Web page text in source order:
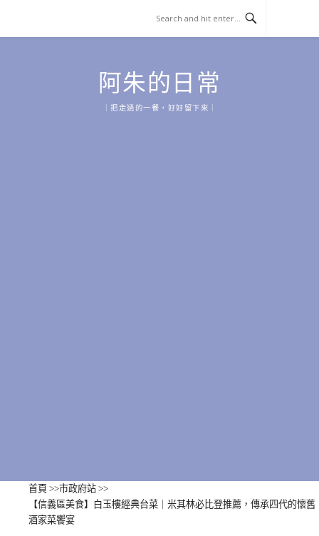
content
阿朱的日常
｜把走過的一餐，好好留下來｜
首頁 >>市政府站 >>
【信義區美食】白玉樓經典台菜｜米其林必比登推薦，傳承四代的懷舊
酒家菜饗宴